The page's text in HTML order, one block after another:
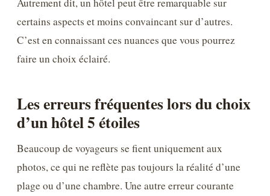
certains aspects et moins convaincant sur d’autres.
C’est en connaissant ces nuances que vous pourrez
faire un choix éclairé.
Les erreurs fréquentes lors du choix
d’un hôtel 5 étoiles
Beaucoup de voyageurs se fient uniquement aux
photos, ce qui ne reflète pas toujours la réalité d’une
plage ou d’une chambre. Une autre erreur courante